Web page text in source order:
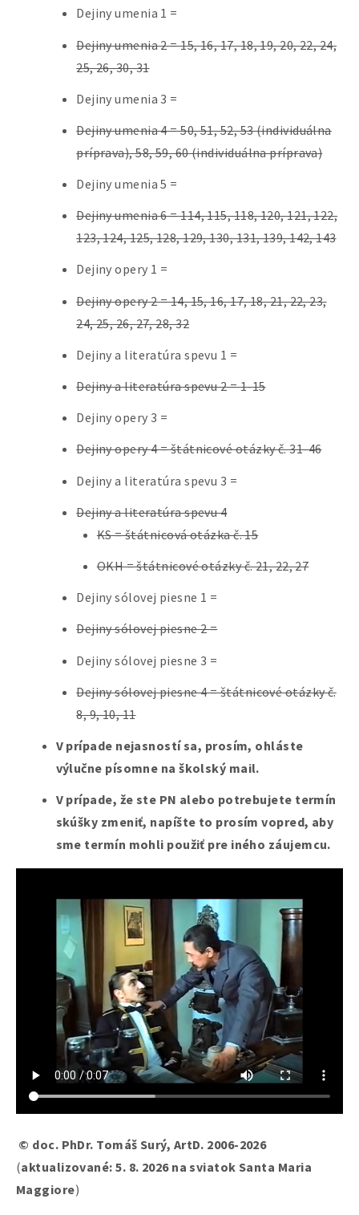
Dejiny umenia 1 =
Dejiny umenia 2 = 15, 16, 17, 18, 19, 20, 22, 24,
25, 26, 30, 31
Dejiny umenia 3 =
Dejiny umenia 4 = 50, 51, 52, 53 (individuálna
príprava), 58, 59, 60 (individuálna príprava)
Dejiny umenia 5 =
Dejiny umenia 6 = 114, 115, 118, 120, 121, 122,
123, 124, 125, 128, 129, 130, 131, 139, 142, 143
Dejiny opery 1 =
Dejiny opery 2 = 14, 15, 16, 17, 18, 21, 22, 23,
24, 25, 26, 27, 28, 32
Dejiny a literatúra spevu 1 =
Dejiny a literatúra spevu 2 = 1-15
Dejiny opery 3 =
Dejiny opery 4 = štátnicové otázky č. 31-46
Dejiny a literatúra spevu 3 =
Dejiny a literatúra spevu 4
KS = štátnicová otázka č. 15
OKH = štátnicové otázky č. 21, 22, 27
Dejiny sólovej piesne 1 =
Dejiny sólovej piesne 2 =
Dejiny sólovej piesne 3 =
Dejiny sólovej piesne 4 = štátnicové otázky č.
8, 9, 10, 11
V prípade nejasností sa, prosím, ohláste
výlučne písomne na školský mail.
V prípade, že ste PN alebo potrebujete termín
skúšky zmeniť, napíšte to prosím vopred, aby
sme termín mohli použiť pre iného záujemcu.
© doc. PhDr. Tomáš Surý, ArtD. 2006-2026
(aktualizované: 5. 8. 2026 na sviatok Santa Maria
Maggiore)